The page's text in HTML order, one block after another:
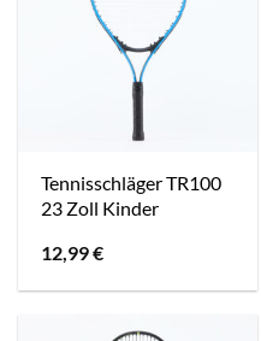
Tennisschläger TR100
23 Zoll Kinder
12,99€